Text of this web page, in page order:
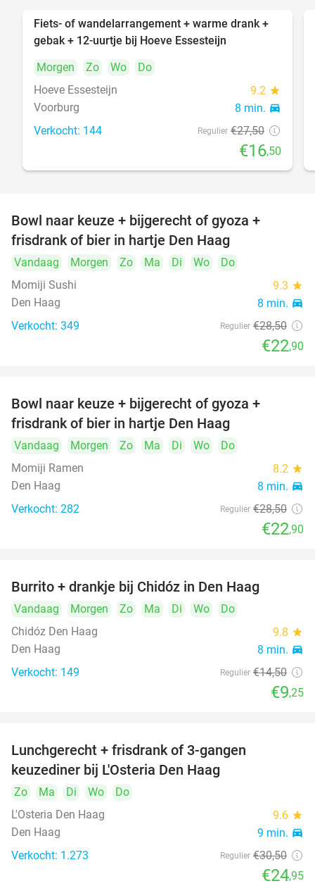
40%
Fiets- of wandelarrangement + warme drank +
gebak + 12-uurtje bij Hoeve Essesteijn
Morgen
Zo Wo
Do
Hoeve Essesteijn
9.2 star
Voorburg 8 min. directions_car
Verkocht: 144 Regulier €27,50
€16,50
Bowl naar keuze + bijgerecht of gyoza +
frisdrank of bier in hartje Den Haag
Vandaag Morgen Zo Ma Di Wo
Do
Momiji Sushi
9.3 star
Den Haag 8 min. directions_car
Verkocht: 349 Regulier €28,50
€22,90
Bowl naar keuze + bijgerecht of gyoza +
frisdrank of bier in hartje Den Haag
Vandaag Morgen Zo Ma Di Wo
Do
Momiji Ramen
8.2 star
Den Haag 8 min. directions_car
Verkocht: 282 Regulier €28,50
€22,90
Burrito + drankje bij Chidóz in Den Haag
Vandaag Morgen Zo Ma Di Wo
Do
Chidóz Den Haag
9.8 star
Den Haag 8 min. directions_car
Verkocht: 149 Regulier €14,50
€9,25
Lunchgerecht + frisdrank of 3-gangen
keuzediner bij L'Osteria Den Haag
Zo Ma Di Wo
Do
L'Osteria Den Haag
9.6 star
Den Haag 9 min. directions_car
Verkocht: 1.273 Regulier €30,50
€24,95